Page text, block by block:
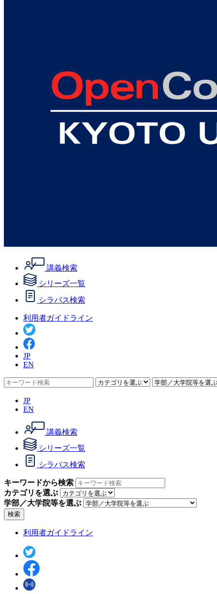
講義検索
シリーズ一覧
シラバス検索
利用者ガイドライン
JP
EN
JP
EN
講義検索
シリーズ一覧
シラバス検索
キーワードから検索
カテゴリを選ぶ
学部／大学院等を選ぶ
検索
利用者ガイドライン